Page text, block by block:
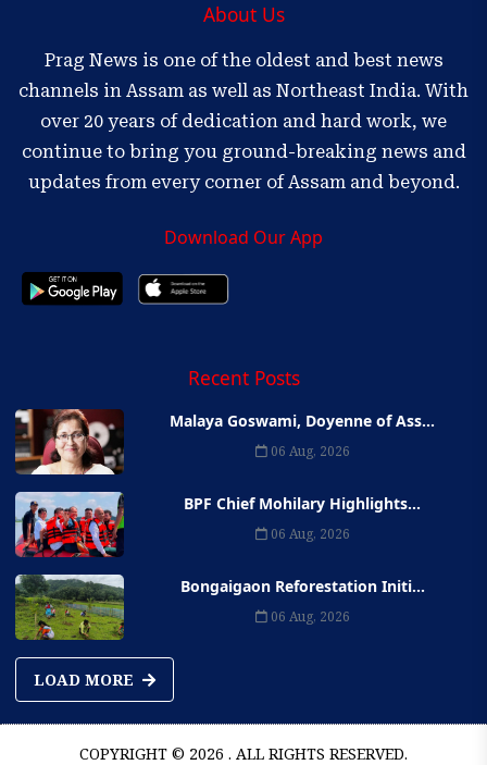
About Us
Prag News is one of the oldest and best news
channels in Assam as well as Northeast India. With
over 20 years of dedication and hard work, we
continue to bring you ground-breaking news and
updates from every corner of Assam and beyond.
Download Our App
Recent Posts
Malaya Goswami, Doyenne of Ass...
06 Aug, 2026
BPF Chief Mohilary Highlights...
06 Aug, 2026
Bongaigaon Reforestation Initi...
06 Aug, 2026
LOAD MORE
COPYRIGHT © 2026 . ALL RIGHTS RESERVED.